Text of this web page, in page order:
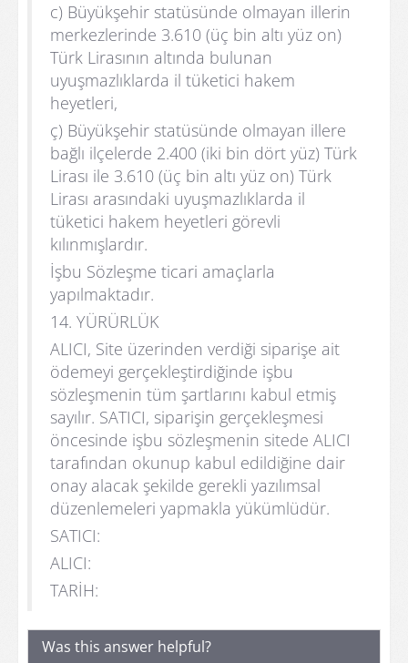
c) Büyükşehir statüsünde olmayan illerin
merkezlerinde 3.610 (üç bin altı yüz on)
Türk Lirasının altında bulunan
uyuşmazlıklarda il tüketici hakem
heyetleri,
ç) Büyükşehir statüsünde olmayan illere
bağlı ilçelerde 2.400 (iki bin dört yüz) Türk
Lirası ile 3.610 (üç bin altı yüz on) Türk
Lirası arasındaki uyuşmazlıklarda il
tüketici hakem heyetleri görevli
kılınmışlardır.
İşbu Sözleşme ticari amaçlarla
yapılmaktadır.
14. YÜRÜRLÜK
ALICI, Site üzerinden verdiği siparişe ait
ödemeyi gerçekleştirdiğinde işbu
sözleşmenin tüm şartlarını kabul etmiş
sayılır. SATICI, siparişin gerçekleşmesi
öncesinde işbu sözleşmenin sitede ALICI
tarafından okunup kabul edildiğine dair
onay alacak şekilde gerekli yazılımsal
düzenlemeleri yapmakla yükümlüdür.
SATICI:
ALICI:
TARİH:
Was this answer helpful?